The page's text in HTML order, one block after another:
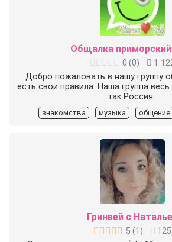
Общалка приморский
0 (0)
1
Добро пожаловать в нашу группу
есть свои правила. Наша группа
так Россия .
знакомства музыка общение
Гринвей с
5 (1 )
125